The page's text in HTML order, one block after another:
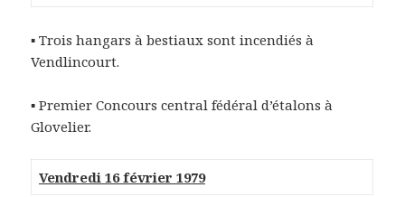
▪ Trois hangars à bestiaux sont incendiés à
Vendlincourt.
▪ Premier Concours central fédéral d’étalons à
Glovelier.
Vendredi 16 février 1979